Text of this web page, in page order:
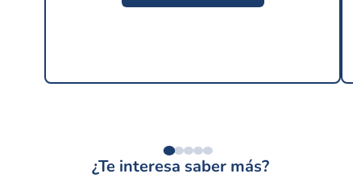
¿Te interesa saber más?